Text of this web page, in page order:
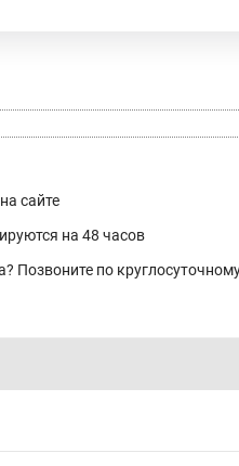
сайте
на 48 часов
Позвоните по